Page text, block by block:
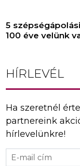
5
100 éve velünk
HÍRLEVÉL
Ha szeretnél
partnereink
hírlevelünkre!